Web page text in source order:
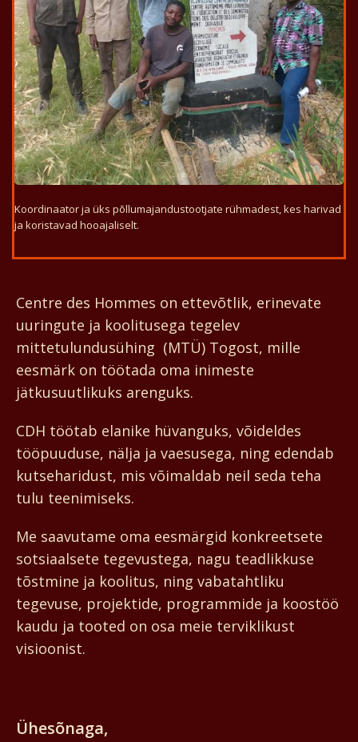
Koordinaator ja üks põllumajandustootjate rühmadest, kes harivad
ja koristavad hooajaliselt.
Centre des Hommes on ettevõtlik, erinevate
uuringute ja koolitusega tegelev
mittetulundusühing (MTÜ) Togost, mille
eesmärk on töötada oma inimeste
jätkusuutlikuks arenguks.
CDH töötab elanike hüvanguks, võideldes
tööpuuduse, nälja ja vaesusega, ning edendab
kutseharidust, mis võimaldab neil seda teha
tulu teenimiseks.
Me saavutame oma eesmärgid konkreetsete
sotsiaalsete tegevustega, nagu teadlikkuse
tõstmine ja koolitus, ning vabatahtliku
tegevuse, projektide, programmide ja koostöö
kaudu ja tooted on osa meie terviklikust
visioonist.
Ühesõnaga,